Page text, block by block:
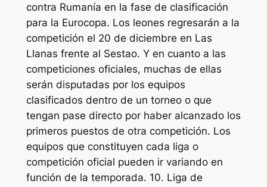
contra Rumanía en la fase de clasificación
para la Eurocopa. Los leones regresarán a la
competición el 20 de diciembre en Las
Llanas frente al Sestao. Y en cuanto a las
competiciones oficiales, muchas de ellas
serán disputadas por los equipos
clasificados dentro de un torneo o que
tengan pase directo por haber alcanzado los
primeros puestos de otra competición. Los
equipos que constituyen cada liga o
competición oficial pueden ir variando en
función de la temporada. 10. Liga de